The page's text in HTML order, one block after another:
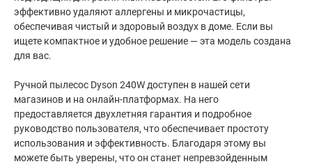
эффективно удаляют аллергены и микрочастицы,
обеспечивая чистый и здоровый воздух в доме. Если вы
ищете компактное и удобное решение — эта модель создана
для вас.
Ручной пылесос Dyson 240W доступен в нашей сети
магазинов и на онлайн-платформах. На него
предоставляется двухлетняя гарантия и подробное
руководство пользователя, что обеспечивает простоту
использования и эффективность. Благодаря этому вы
можете быть уверены, что он станет непревзойденным